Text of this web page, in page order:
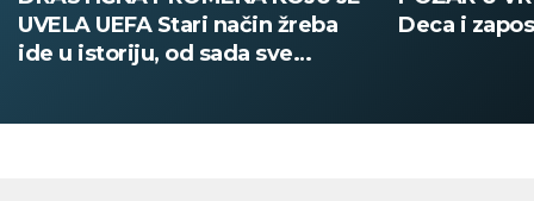
UVELA UEFA Stari način žreba
ide u istoriju, od sada sve
Deca i